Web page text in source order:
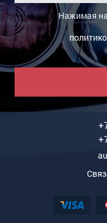
Нажимая на